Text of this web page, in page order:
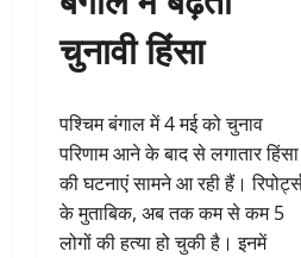
चुनावी हिंसा
पश्चिम बंगाल में 4 मई को चुनाव
परिणाम आने के बाद से लगातार हिंसा
की घटनाएं सामने आ रही हैं।
के मुताबिक, अब तक कम से कम 5
लोगों की हत्या हो चुकी है। इनमें